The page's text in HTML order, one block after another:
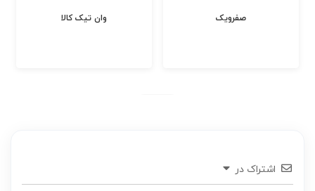
وان تیک کالا صفرویک
اشتراک در